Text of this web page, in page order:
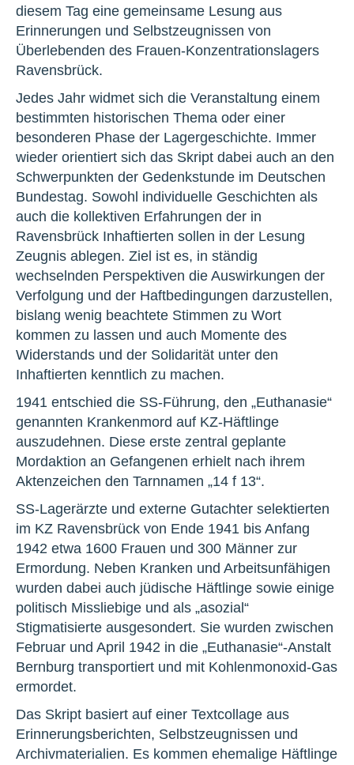
diesem Tag eine gemeinsame Lesung aus
Erinnerungen und Selbstzeugnissen von
Überlebenden des Frauen-Konzentrationslagers
Ravensbrück.
Jedes Jahr widmet sich die Veranstaltung einem
bestimmten historischen Thema oder einer
besonderen Phase der Lagergeschichte. Immer
wieder orientiert sich das Skript dabei auch an den
Schwerpunkten der Gedenkstunde im Deutschen
Bundestag. Sowohl individuelle Geschichten als
auch die kollektiven Erfahrungen der in
Ravensbrück Inhaftierten sollen in der Lesung
Zeugnis ablegen. Ziel ist es, in ständig
wechselnden Perspektiven die Auswirkungen der
Verfolgung und der Haftbedingungen darzustellen,
bislang wenig beachtete Stimmen zu Wort
kommen zu lassen und auch Momente des
Widerstands und der Solidarität unter den
Inhaftierten kenntlich zu machen.
1941 entschied die SS-Führung, den „Euthanasie“
genannten Krankenmord auf KZ-Häftlinge
auszudehnen. Diese erste zentral geplante
Mordaktion an Gefangenen erhielt nach ihrem
Aktenzeichen den Tarnnamen „14 f 13“.
SS-Lagerärzte und externe Gutachter selektierten
im KZ Ravensbrück von Ende 1941 bis Anfang
1942 etwa 1600 Frauen und 300 Männer zur
Ermordung. Neben Kranken und Arbeitsunfähigen
wurden dabei auch jüdische Häftlinge sowie einige
politisch Missliebige und als „asozial“
Stigmatisierte ausgesondert. Sie wurden zwischen
Februar und April 1942 in die „Euthanasie“-Anstalt
Bernburg transportiert und mit Kohlenmonoxid-Gas
ermordet.
Das Skript basiert auf einer Textcollage aus
Erinnerungsberichten, Selbstzeugnissen und
Archivmaterialien. Es kommen ehemalige Häftlinge